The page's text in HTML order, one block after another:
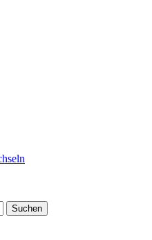
Suchen